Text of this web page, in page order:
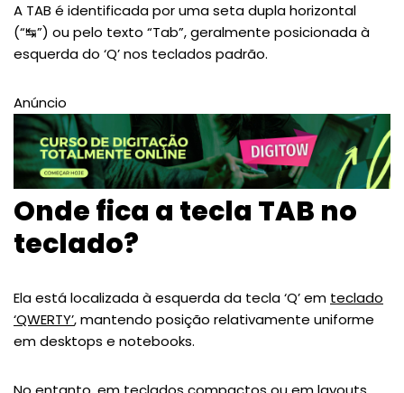
A TAB é identificada por uma seta dupla horizontal
(“↹”) ou pelo texto “Tab”, geralmente posicionada à
esquerda do ‘Q’ nos teclados padrão.
Anúncio
Onde fica a tecla TAB no
teclado?
Ela está localizada à esquerda da tecla ‘Q’ em teclado
‘QWERTY’, mantendo posição relativamente uniforme
em desktops e notebooks.